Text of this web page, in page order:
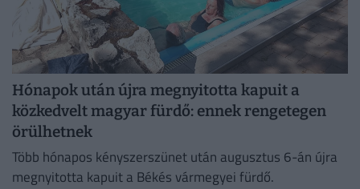
Hónapok után újra megnyitotta kapuit a
közkedvelt magyar fürdő: ennek rengetegen
örülhetnek
Több hónapos kényszerszünet után augusztus 6-án újra
megnyitotta kapuit a Békés vármegyei fürdő.